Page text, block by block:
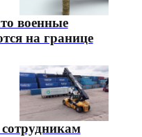
военные
на границе